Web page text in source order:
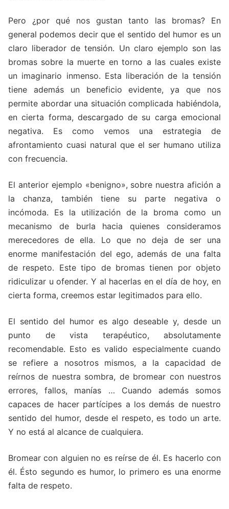
Pero ¿por qué nos gustan tanto las bromas? En
general podemos decir que el sentido del humor es un
claro liberador de tensión. Un claro ejemplo son las
bromas sobre la muerte en torno a las cuales existe
un imaginario inmenso. Esta liberación de la tensión
tiene además un beneficio evidente, ya que nos
permite abordar una situación complicada habiéndola,
en cierta forma, descargado de su carga emocional
negativa. Es como vemos una estrategia de
afrontamiento cuasi natural que el ser humano utiliza
con frecuencia.
El anterior ejemplo «benigno», sobre nuestra afición a
la chanza, también tiene su parte negativa o
incómoda. Es la utilización de la broma como un
mecanismo de burla hacia quienes consideramos
merecedores de ella. Lo que no deja de ser una
enorme manifestación del ego, además de una falta
de respeto. Este tipo de bromas tienen por objeto
ridiculizar u ofender. Y al hacerlas en el día de hoy, en
cierta forma, creemos estar legitimados para ello.
El sentido del humor es algo deseable y, desde un
punto de vista terapéutico, absolutamente
recomendable. Esto es valido especialmente cuando
se refiere a nosotros mismos, a la capacidad de
reírnos de nuestra sombra, de bromear con nuestros
errores, fallos, manías … Cuando además somos
capaces de hacer partícipes a los demás de nuestro
sentido del humor, desde el respeto, es todo un arte.
Y no está al alcance de cualquiera.
Bromear con alguien no es reírse de él. Es hacerlo con
él. Ésto segundo es humor, lo primero es una enorme
falta de respeto.